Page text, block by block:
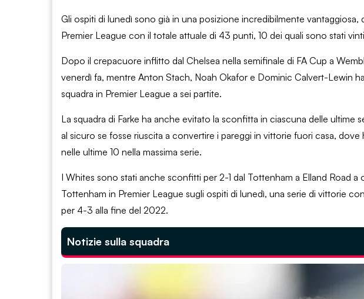
Gli ospiti di lunedì sono già in una posizione incredibilmente vantaggiosa,
Premier League con il totale attuale di 43 punti, 10 dei quali sono stati
Dopo il crepacuore inflitto dal Chelsea nella semifinale di FA Cup a
venerdì fa, mentre Anton Stach, Noah Okafor e Dominic Calvert-Lewin
squadra in Premier League a sei partite.
La squadra di Farke ha anche evitato la sconfitta in ciascuna delle ultime
al sicuro se fosse riuscita a convertire i pareggi in vittorie fuori casa,
nelle ultime 10 nella massima serie.
I Whites sono stati anche sconfitti per 2-1 dal Tottenham a Elland Road
Tottenham in Premier League sugli ospiti di lunedì, una serie di vittorie
per 4-3 alla fine del 2022.
Notizie sulla squadra